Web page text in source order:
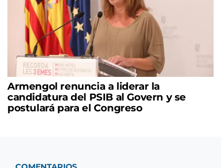
Armengol renuncia a liderar la
candidatura del PSIB al Govern y se
postulará para el Congreso